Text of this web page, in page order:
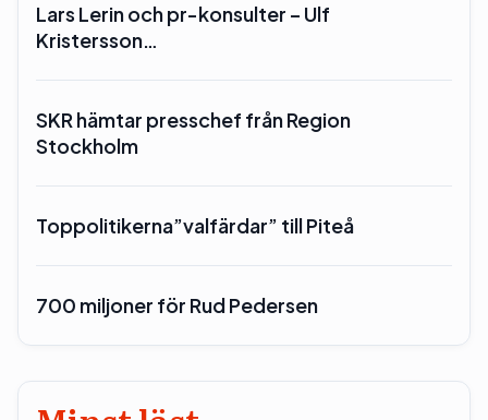
Lars Lerin och pr-konsulter – Ulf
Kristersson…
SKR hämtar presschef från Region
Stockholm
Toppolitikerna”valfärdar” till Piteå
700 miljoner för Rud Pedersen